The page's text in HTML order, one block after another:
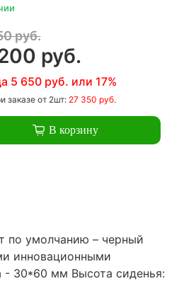
руб.
руб.
5 650 руб. или 17%
заказеот 2шт: 27 350 руб.
В корзину
по умолчанию – черный
инновационными
- 30*60 мм Высота сиденья: